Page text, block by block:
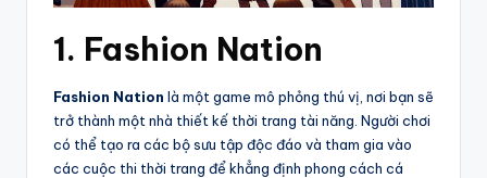
1. Fashion Nation
Fashion Nation là một game mô phỏng thú vị, nơi bạn sẽ
trở thành một nhà thiết kế thời trang tài năng. Người chơi
có thể tạo ra các bộ sưu tập độc đáo và tham gia vào
các cuộc thi thời trang để khẳng định phong cách cá